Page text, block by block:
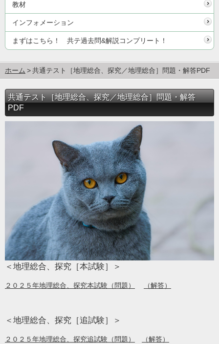
教材
インフォメーション
まずはこちら！ 共テ過去問&解説コンプリート！
ホーム 共通テスト［地理総合、探究／地理総合］問題・解答PDF
共通テスト［地理総合、探究／地理総合］問題・解答
PDF
＜地理総合、探究［本試験］＞
２０２５年地理総合、探究本試験（問題） （解答）
＜地理総合、探究［追試験］＞
２０２５年地理総合、探究追試験（問題） （解答）